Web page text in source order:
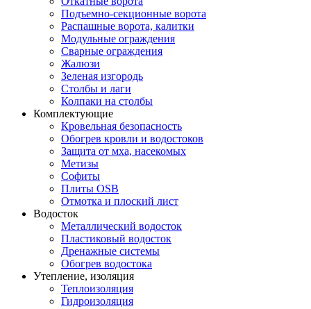
Подъемно-секционные ворота
Распашные ворота, калитки
Модульные ограждения
Сварные ограждения
Жалюзи
Зеленая изгородь
Столбы и лаги
Колпаки на столбы
Комплектующие
Кровельная безопасность
Обогрев кровли и водостоков
Защита от мха, насекомых
Метизы
Софиты
Плиты OSB
Отмотка и плоский лист
Водосток
Металлический водосток
Пластиковый водосток
Дренажные системы
Обогрев водостока
Утепление, изоляция
Теплоизоляция
Гидроизоляция